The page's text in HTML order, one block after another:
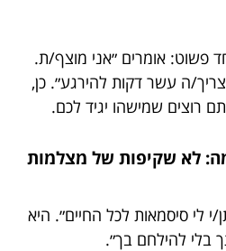
פשוט: אומרים ״אני מוצף/ת.
ה עשר דקות להירגע״. כן,
רוצים שמישהו יגיד לכם.
לא שקיפות של מצלמות
י לי סיסמאות לכל החיים״. היא
בלי להילחם בך״.